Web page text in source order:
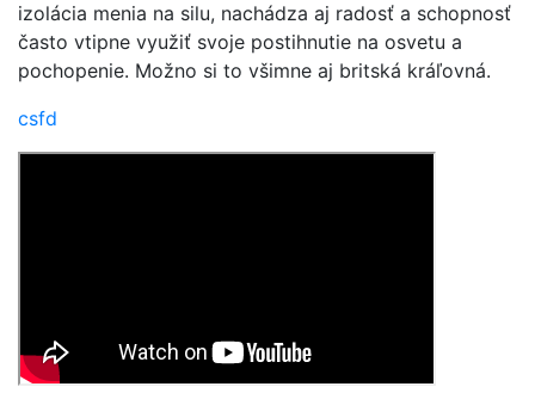
izolácia menia na silu, nachádza aj radosť a schopnosť
často vtipne využiť svoje postihnutie na osvetu a
pochopenie. Možno si to všimne aj britská kráľovná.
csfd